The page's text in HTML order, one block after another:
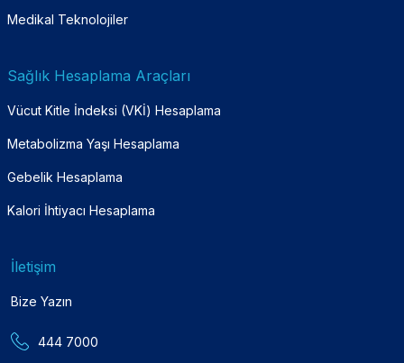
Medikal Teknolojiler
Sağlık Hesaplama Araçları
Vücut Kitle İndeksi (VKİ) Hesaplama
Metabolizma Yaşı Hesaplama
Gebelik Hesaplama
Kalori İhtiyacı Hesaplama
İletişim
Bize Yazın
444 7000